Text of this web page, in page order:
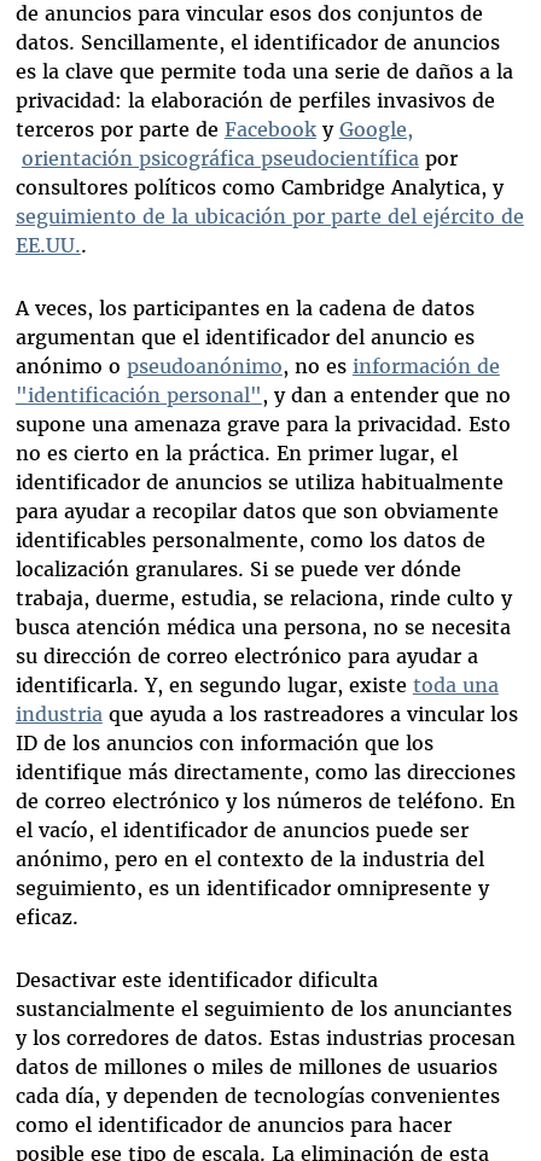
de anuncios para vincular esos dos conjuntos de
datos. Sencillamente, el identificador de anuncios
es la clave que permite toda una serie de daños a la
privacidad: la elaboración de perfiles invasivos de
terceros por parte de Facebooky Google,
orientación psicográfica pseudocientíficapor
consultores políticos como Cambridge Analytica, y
seguimiento de la ubicación por parte del ejército de
EE.UU..
A veces, los participantes en la cadena de datos
argumentan que el identificador del anuncio es
anónimo o pseudoanónimo, no es información de
"identificación personal", y dan a entender que no
supone una amenaza grave para la privacidad. Esto
no es cierto en la práctica. En primer lugar, el
identificador de anuncios se utiliza habitualmente
para ayudar a recopilar datos que son obviamente
identificables personalmente, como los datos de
localización granulares. Si se puede ver dónde
trabaja, duerme, estudia, se relaciona, rinde culto y
busca atención médica una persona, no se necesita
su dirección de correo electrónico para ayudar a
identificarla. Y, en segundo lugar, existe toda una
industriaque ayuda a los rastreadores a vincular los
ID de los anuncios con información que los
identifique más directamente, como las direcciones
de correo electrónico y los números de teléfono. En
el vacío, el identificador de anuncios puede ser
anónimo, pero en el contexto de la industria del
seguimiento, es un identificador omnipresente y
eficaz.
Desactivar este identificador dificulta
sustancialmente el seguimiento de los anunciantes
y los corredores de datos. Estas industrias procesan
datos de millones o miles de millones de usuarios
cada día, y dependen de tecnologías convenientes
como el identificador de anuncios para hacer
posible ese tipo de escala. La eliminación de esta